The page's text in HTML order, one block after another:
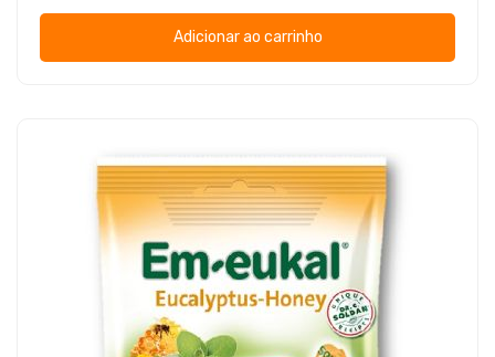
Adicionar ao carrinho